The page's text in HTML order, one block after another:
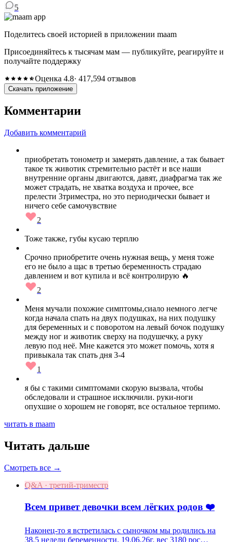
5
Поделитесь своей историей в приложении maam
Присоединяйтесь к тысячам мам — публикуйте, реагируйте и
получайте поддержку
Оценка 4.8· 417,594 отзывов
Скачать приложение
Комментарии
Добавить комментарий
приобретать тонометр и замерять давление, а так бывает
такое тк животик стремительно растёт и все наши
внутренние органы двигаются, давят, диафрагма так же
может страдать, не хватка воздуха и прочее, все
прелести 3триместра, но это периодически бывает и
ничего себе самочувствие
2
Тоже также, губы кусаю терплю
Срочно приобретите очень нужная вещь, у меня тоже
его не было а щас в третью беременность страдаю
давлением и вот купила и всё контролирую 🔥
2
Меня мучали похожие симптомы,сиало немного легче
когда начала спать на двух подушках, на них подушку
для беременных и с поворотом на левый бочок подушку
между ног и животик сверху на подушечку, а руку
левую под неё. Мне кажется это может помочь, хотя я
привыкала так спать дня 3-4
1
я бы с такими симптомами скорую вызвала, чтобы
обследовали и страшное исключили. руки-ноги
опухшие о хорошем не говорят, все остальное терпимо.
читать в maam
Читать дальше
Смотреть все →
Q&A · третий-триместр
Всем привет девочки всем лёгких родов ❤️
Наконец-то я встретилась с сыночком мы родились на
38.5 недели беременности. 19.06.26г. вес 3180 рос…